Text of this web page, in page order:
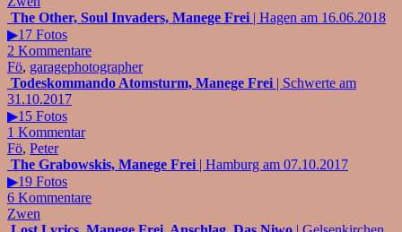
The Other, Soul Invaders, Manege Frei | Hagen am 16.06.2018
▶17 Fotos
2 Kommentare
Fö, garagephotographer
Todeskommando Atomsturm, Manege Frei | Schwerte am
31.10.2017
▶15 Fotos
1 Kommentar
Fö, Peter
The Grabowskis, Manege Frei | Hamburg am 07.10.2017
▶19 Fotos
6 Kommentare
Zwen